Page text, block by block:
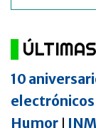
10
electrónicos
Humor INM